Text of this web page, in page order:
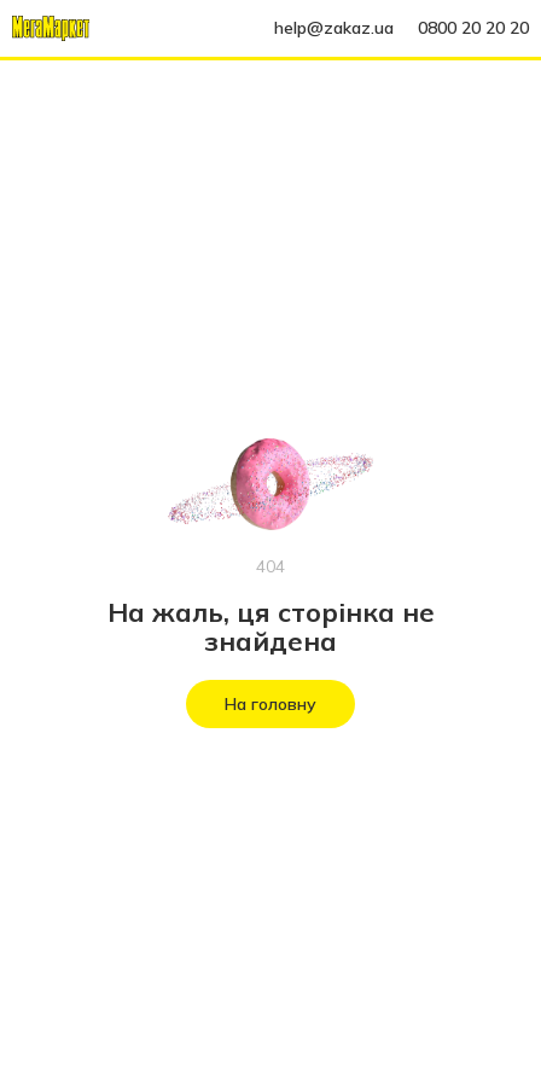
help@zakaz.ua 0800 20 20 20
404
На жаль, ця сторінка не
знайдена
На головну